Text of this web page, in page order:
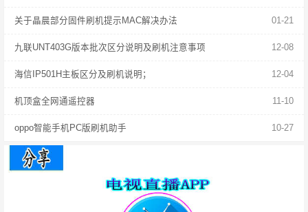
01-21
关于晶晨部分固件刷机提示MAC解决办法
12-08
九联UNT403G版本批次区分说明及刷机注意事项
12-04
海信IP501H主板区分及刷机说明；
11-10
机顶盒全网通遥控器
10-27
oppo智能手机PC版刷机助手